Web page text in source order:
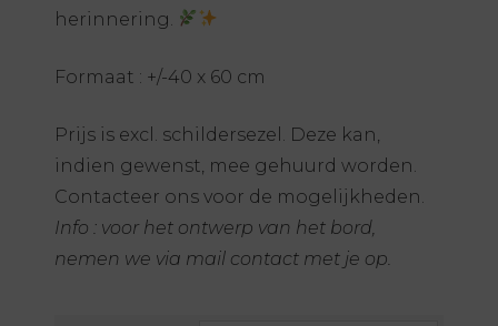
herinnering.
Formaat : +/-40 x 60 cm
Prijs is excl. schildersezel. Deze kan,
indien gewenst, mee gehuurd worden.
Contacteer ons voor de mogelijkheden.
Info : voor het ontwerp van het bord,
nemen we via mail contact met je op.